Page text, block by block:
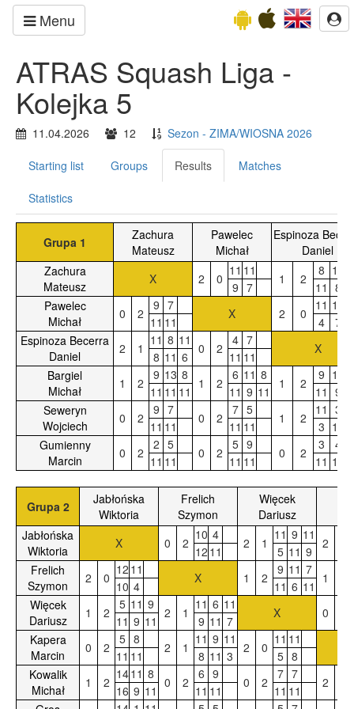
Menu
ATRAS Squash Liga -
Kolejka 5
11.04.2026 12 Sezon - ZIMA/WIOSNA 2026
Starting list Groups Results Matches
Statistics
Grupa 1
Zachura
Mateusz
Pawelec
Michał
Espinoza
Daniel
Zachura
Mateusz
X 2 0
11 11
9 7
1 2
8 11
11 8
Pawelec
Michał
0 2
9 7
11 11
X 2 0
11 11
4
7
Espinoza Becerra
Daniel
2 1
11 8 11
8 11 6
0 2
4 7
11 11
X
Bargiel
Michał
1 2
9 13 8
11 11 11
1 2
6 11 8
11 9 11
1 2
9 11
11 9
Seweryn
Wojciech
0 2
9 7
11 11
0 2
7 5
11 11
1 2
11 3
3 11
Gumienny
Marcin
0 2
2 5
11 11
0 2
5 9
11 11
0 2
3
4
11 11
Grupa 2
Jabłońska
Wiktoria
Frelich
Szymon
Więcek
Dariusz
Jabłońska
Wiktoria
X 0 2
10 4
12 11
2 1
11 9 11
5 11 9
2
Frelich
Szymon
2 0
12 11
10 4
X 1 2
9 11 7
11 6 11
1
Więcek
Dariusz
1 2
5 11 9
11 9 11
2 1
11 6 11
9 11 7
X 0
Kapera
Marcin
0 2
5 8
11 11
2 1
11 9 11
8 11 3
2 0
11 11
5 8
Kowalik
Michał
1 2
1411 8
16 9 11
0 2
6 9
11 11
0 2
7 7
11 11
2